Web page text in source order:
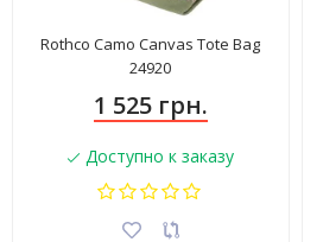
Rothco Camo Canvas Tote Bag
24920
1 525 грн.
Доступно к заказу